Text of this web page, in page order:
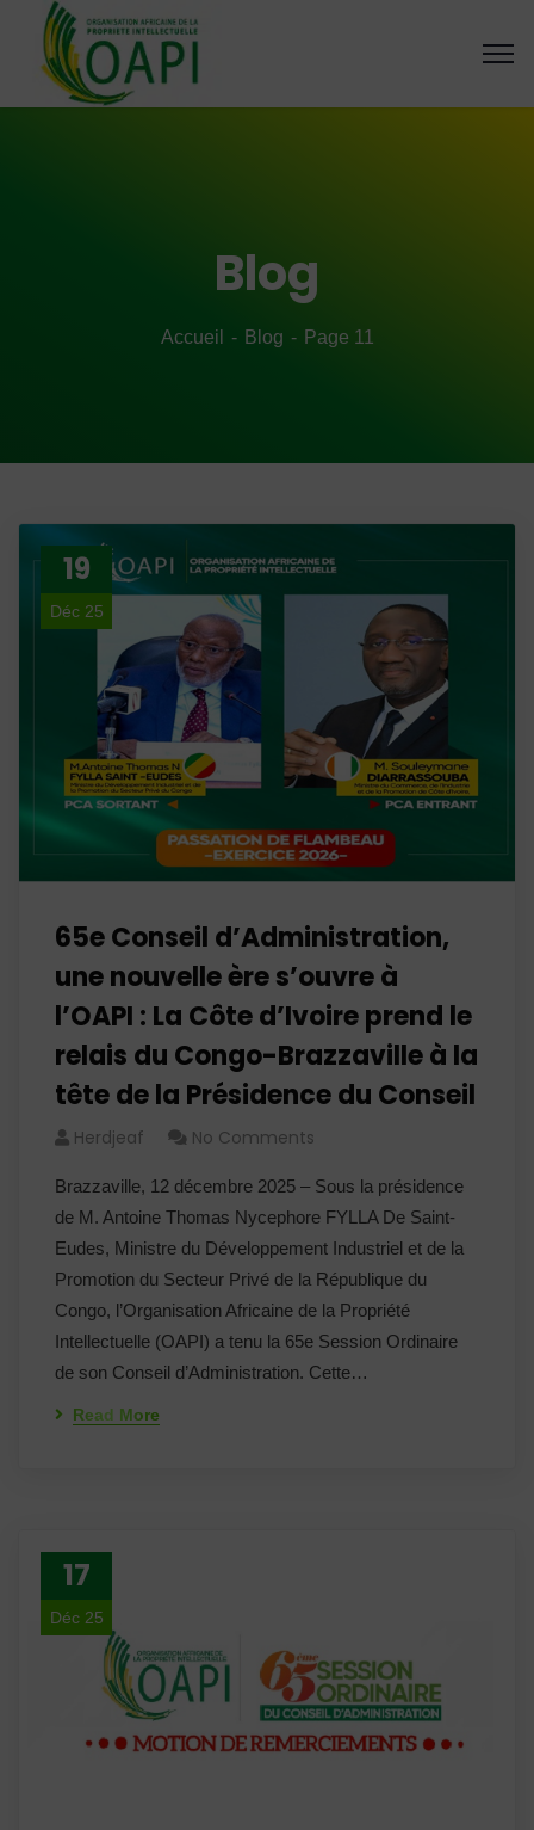
Blog
Accueil Blog Page 11
19
Déc 25
65e Conseil d’Administration,
une nouvelle ère s’ouvre à
l’OAPI : La Côte d’Ivoire prend le
relais du Congo-Brazzaville à la
tête de la Présidence du Conseil
Herdjeaf No Comments
Brazzaville, 12 décembre 2025 – Sous la présidence
de M. Antoine Thomas Nycephore FYLLA De Saint-
Eudes, Ministre du Développement Industriel et de la
Promotion du Secteur Privé de la République du
Congo, l’Organisation Africaine de la Propriété
Intellectuelle (OAPI) a tenu la 65e Session Ordinaire
de son Conseil d’Administration. Cette…
Read More
17
Déc 25